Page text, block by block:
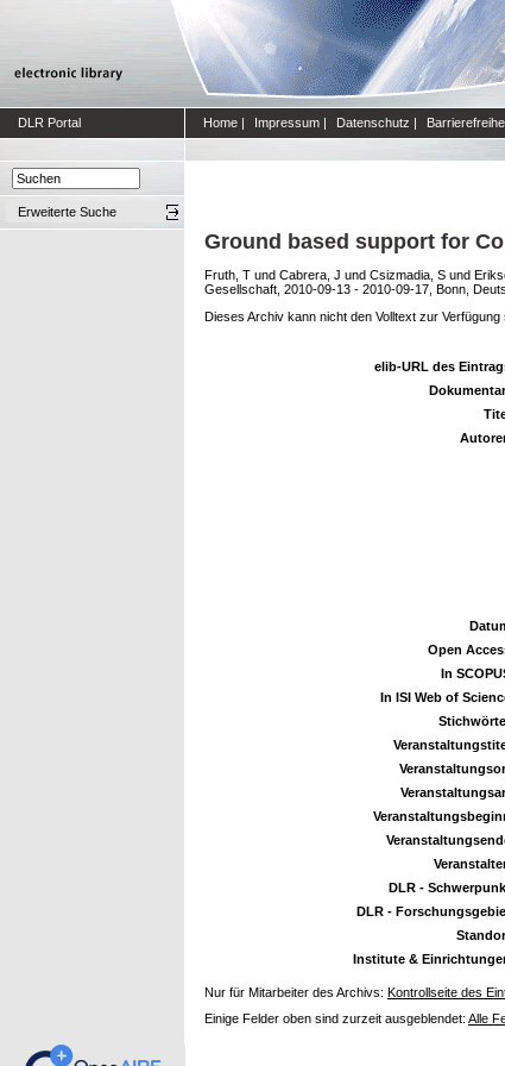
DLR Portal Home | Impressum | Datenschutz |
Erweiterte Suche
Ground based support for
Fruth, T und Cabrera, J und Csizmadia, S und
Gesellschaft, 2010-09-13 - 2010-09-17, Bonn,
Dieses Archiv kann nicht den Volltext zur Verfügung
elib-URL des
Open
In
In ISI Web of
DLR -
DLR -
Institute &
Nur für Mitarbeiter des Archivs: Kontrollseite des
Einige Felder oben sind zurzeit ausgeblendet: Alle